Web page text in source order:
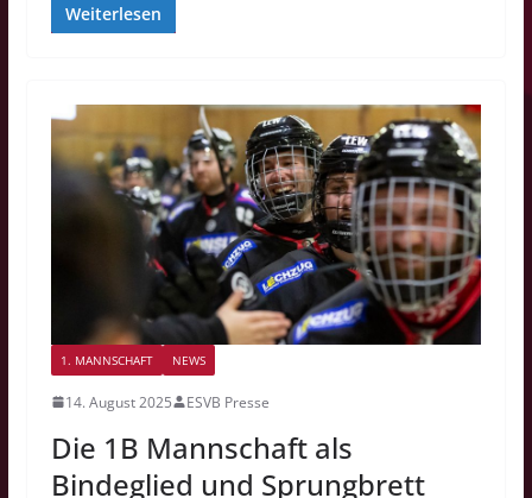
Weiterlesen
1. MANNSCHAFT NEWS
14. August 2025 ESVB Presse
Die 1B Mannschaft als
Bindeglied und Sprungbrett